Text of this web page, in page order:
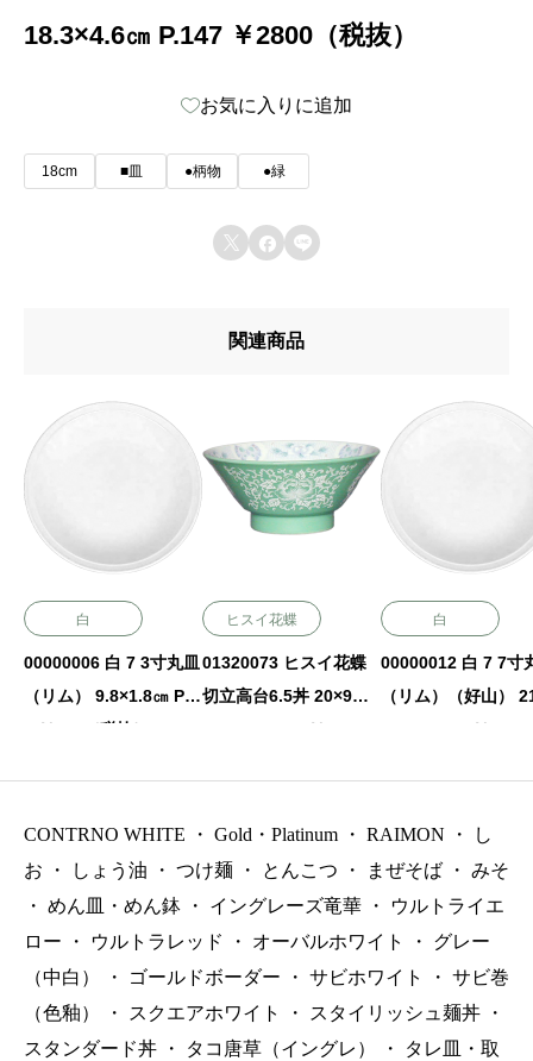
18.3×4.6㎝ P.147 ￥2800（税抜）
お気に入りに追加
18cm ■皿 ●柄物 ●緑
  
関連商品
白
00000006 白 7 3寸丸皿
（リム） 9.8×1.8㎝ P.9
5 ￥530（税抜）
ヒスイ花蝶
01320073 ヒスイ花蝶
切立高台6.5丼 20×9㎝
1050㏄ P.147 ￥3050
白
00000012 白 7 7寸
（リム）（好山）
×3.1㎝ P.95 ￥2000
CONTRNO WHITE ・ Gold・Platinum ・ RAIMON ・
し
お
・ しょう油 ・ つけ麺 ・ とんこつ ・ まぜそば ・ みそ
・ めん皿・めん鉢 ・ イングレーズ竜華 ・
ウルトライエ
ロー
・ ウルトラレッド ・ オーバルホワイト ・
グレー
（中白）
・ ゴールドボーダー ・ サビホワイト ・ サビ巻
（色釉）
・ スクエアホワイト ・ スタイリッシュ麺丼
・
スタンダード丼
・ タコ唐草（イングレ） ・
タレ皿・取